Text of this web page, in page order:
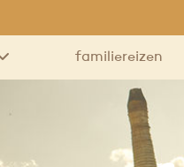
familiereizen